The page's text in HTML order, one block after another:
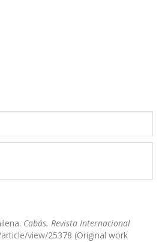
Cabás. Revista Internacional
view/25378 (Original work